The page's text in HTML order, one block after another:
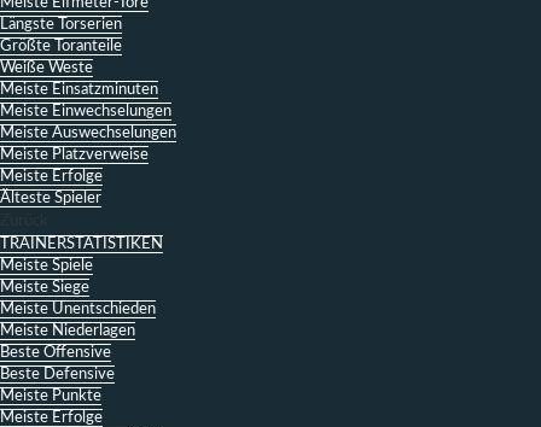
Längste Torserien
Größte Toranteile
Weiße Weste
Meiste Einsatzminuten
Meiste Einwechselungen
Meiste Auswechselungen
Meiste Platzverweise
Meiste Erfolge
Älteste Spieler
Zurück
TRAINERSTATISTIKEN
Meiste Spiele
Meiste Siege
Meiste Unentschieden
Meiste Niederlagen
Beste Offensive
Beste Defensive
Meiste Punkte
Meiste Erfolge